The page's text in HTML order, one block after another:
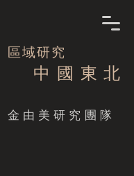
區域研究
中 國 東 北
​金由美研究團隊